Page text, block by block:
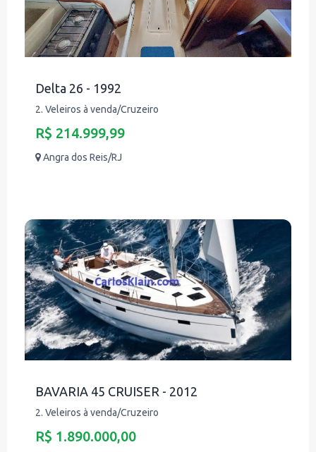
Delta 26 - 1992
2. Veleiros à venda/Cruzeiro
R$ 214.999,99
Angra dos Reis/RJ
BAVARIA 45 CRUISER - 2012
2. Veleiros à venda/Cruzeiro
R$ 1.890.000,00